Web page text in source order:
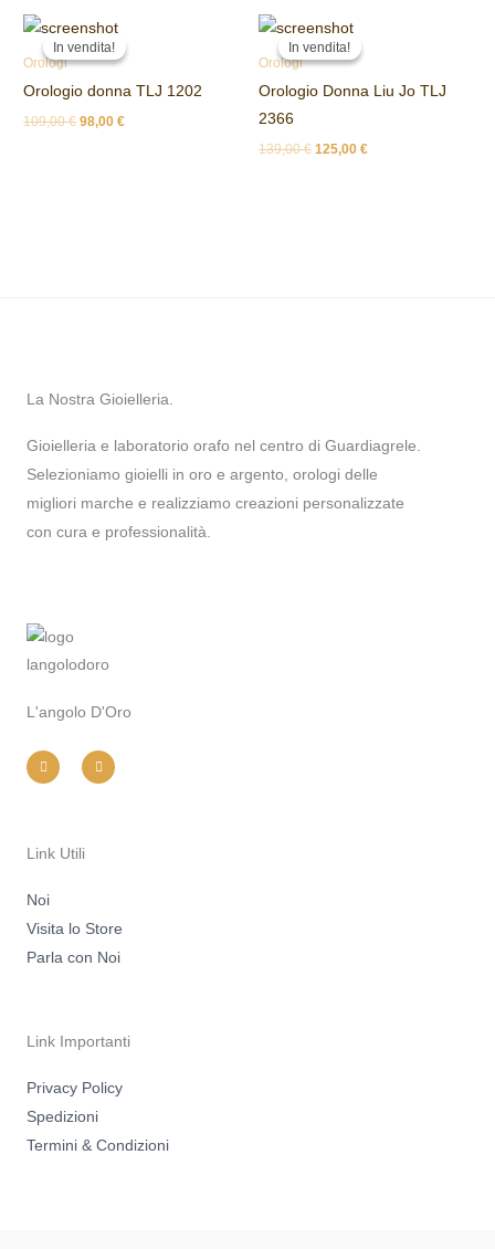
In vendita!
In vendita!
Orologi
Orologio donna TLJ 1202
109,00€
Il
prezzo
originale
109,00 €.
98,00€
attuale
98,00 €.
In vendita!
In vendita!
Orologi
Orologio Donna Liu Jo TLJ
2366
139,00€
Il
prezzo
originale
139,00 €.
125,00 €
125,00 €.
La Nostra Gioielleria.
Gioielleria e laboratorio orafo nel centro di Guardiagrele.
Selezioniamo gioielli in oro e argento, orologi delle
migliori marche e realizziamo creazioni personalizzate
con cura e professionalità.
L'angolo D'Oro
n
s
t
m
a
c
e
Link Utili
Noi
Visita lo Store
Parla con Noi
Link Importanti
Privacy Policy
Spedizioni
Termini & Condizioni